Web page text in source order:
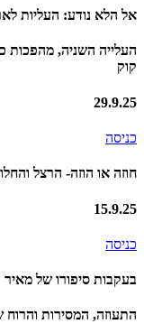
אל הלא נודע: העליות
העלייה השניה, מהפכות
קוק
29.9.25
כניסה
חוזה או הוזה- הרצל
15.9.25
כניסה
בעקבות סיפורו של מאיר
התעוזה, המסירות